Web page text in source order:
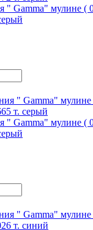
Gamma" мулине (
Gamma" мулине (